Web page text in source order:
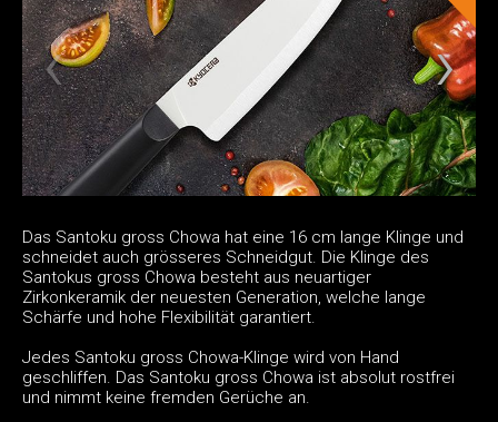
Das Santoku gross Chowa hat eine 16 cm lange Klinge und
schneidet auch grösseres Schneidgut. Die Klinge des
Santokus gross Chowa besteht aus neuartiger
Zirkonkeramik der neuesten Generation, welche lange
Schärfe und hohe Flexibilität garantiert.
Jedes Santoku gross Chowa-Klinge wird von Hand
geschliffen. Das Santoku gross Chowa ist absolut rostfrei
und nimmt keine fremden Gerüche an.